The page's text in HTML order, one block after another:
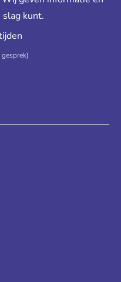
slag kunt.